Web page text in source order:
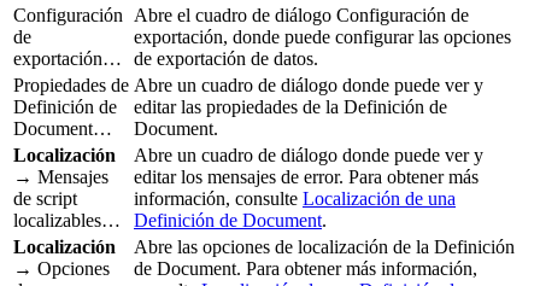
Configuración
de
exportación…
Abre el cuadro de diálogo Configuración de
exportación, donde puede configurar las opciones
de exportación de datos.
Propiedades de
Definición de
Document…
Abre un cuadro de diálogo donde puede ver y
editar las propiedades de la Definición de
Document.
Localización
→ Mensajes
de script
localizables…
Abre un cuadro de diálogo donde puede ver y
editar los mensajes de error. Para obtener más
información, consulte Localización de una
Definición de Document.
Localización
→ Opciones
Abre las opciones de localización de la Definición
de Document. Para obtener más información,